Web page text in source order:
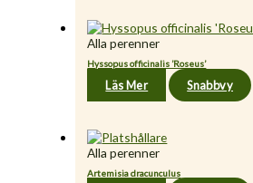
Alla perenner
Hyssopus officinalis ’Roseus’
Läs Mer Snabbvy
Alla perenner
Artemisia dracunculus